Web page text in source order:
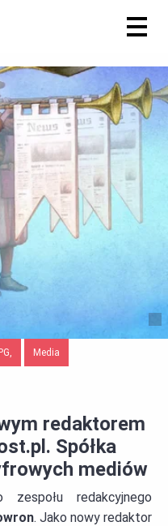
Media
redaktorem
Spółka
mediów
redakcyjnego
. Jako nowy redaktor